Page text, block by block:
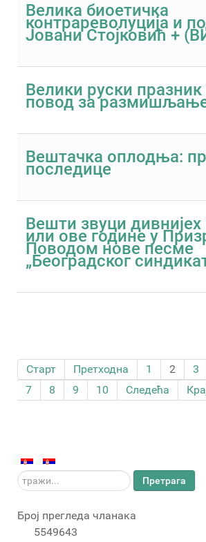
Велика биоетичка
контрареволуција и
Јовани Стојковић +
Велики руски празник
повод за
Вештачка оплодња:
последице
Вешти звуци дивнијех
или ове године у
Поводом нове песме
„Београдског
Старт Претходна 1 2 3
7
8 9 10 Следећа
тражи... Претрага
Број прегледа чланака
5549643